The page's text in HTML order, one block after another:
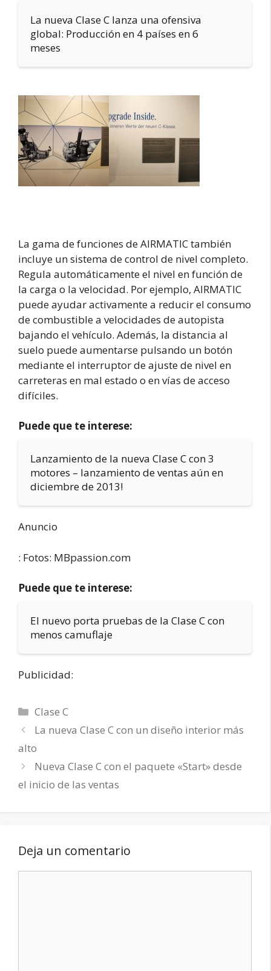
La nueva Clase C lanza una ofensiva
global: Producción en 4 países en 6
meses
La gama de funciones de AIRMATIC también
incluye un sistema de control de nivel completo.
Regula automáticamente el nivel en función de
la carga o la velocidad. Por ejemplo, AIRMATIC
puede ayudar activamente a reducir el consumo
de combustible a velocidades de autopista
bajando el vehículo. Además, la distancia al
suelo puede aumentarse pulsando un botón
mediante el interruptor de ajuste de nivel en
carreteras en mal estado o en vías de acceso
difíciles.
Puede que te interese:
Lanzamiento de la nueva Clase C con 3
motores – lanzamiento de ventas aún en
diciembre de 2013!
Anuncio
: Fotos: MBpassion.com
Puede que te interese:
El nuevo porta pruebas de la Clase C con
menos camuflaje
Publicidad:
Categorías
Clase C
La nueva Clase C con un diseño interior más
alto
Nueva Clase C con el paquete «Start» desde
el inicio de las ventas
Deja un comentario